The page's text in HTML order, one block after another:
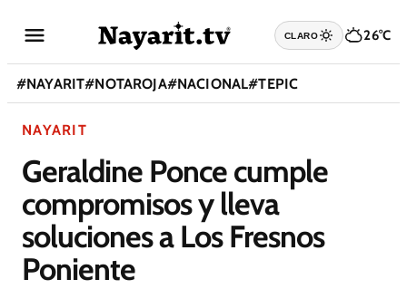
CLARO 26°C
#NAYARIT#NOTAROJA#NACIONAL#TEPIC
NAYARIT
Geraldine Ponce cumple
compromisos y lleva
soluciones a Los Fresnos
Poniente